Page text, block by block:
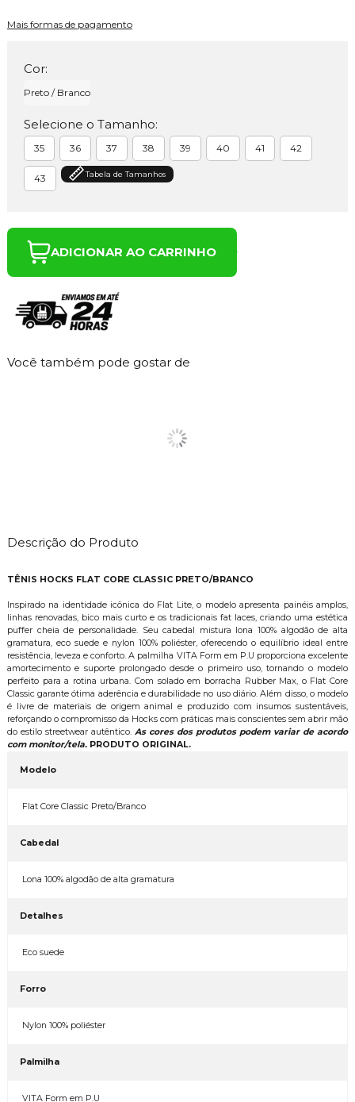
Mais formas de pagamento
Cor:
Preto / Branco
Selecione o Tamanho:
35 36 37 38 39 40 41 42
43 Tabela de Tamanhos
ADICIONAR AO CARRINHO
Você também pode gostar de
Descrição do Produto
TÊNIS HOCKS FLAT CORE CLASSIC PRETO/BRANCO
Inspirado na identidade icônica do Flat Lite, o modelo apresenta painéis amplos,
linhas renovadas, bico mais curto e os tradicionais fat laces, criando uma estética
puffer cheia de personalidade. Seu cabedal mistura lona 100% algodão de alta
gramatura, eco suede e nylon 100% poliéster, oferecendo o equilíbrio ideal entre
resistência, leveza e conforto. A palmilha VITA Form em P.U proporciona excelente
amortecimento e suporte prolongado desde o primeiro uso, tornando o modelo
perfeito para a rotina urbana. Com solado em borracha Rubber Max, o Flat Core
Classic garante ótima aderência e durabilidade no uso diário. Além disso, o modelo
é livre de materiais de origem animal e produzido com insumos sustentáveis,
reforçando o compromisso da Hocks com práticas mais conscientes sem abrir mão
do estilo streetwear autêntico. As cores dos produtos podem variar de acordo
com monitor/tela. PRODUTO ORIGINAL.
Modelo
Flat Core Classic Preto/Branco
Cabedal
Lona 100% algodão de alta gramatura
Detalhes
Eco suede
Forro
Nylon 100% poliéster
Palmilha
VITA Form em P.U